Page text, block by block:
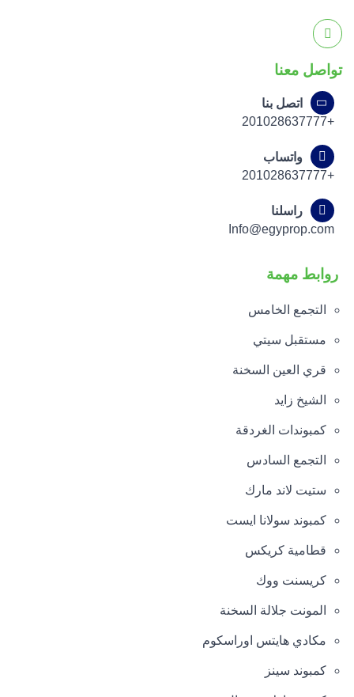
تواصل معنا
اتصل بنا
+201028637777
واتساب
+201028637777
راسلنا
Info@egyprop.com
روابط مهمة
التجمع الخامس
مستقبل سيتي
قري العين السخنة
الشيخ زايد
كمبوندات الغردقة
التجمع السادس
ستيت لاند مارك
كمبوند سولانا ايست
قطامية كريكس
كريسنت ووك
المونت جلالة السخنة
مكادي هايتس اوراسكوم
كمبوند سينز